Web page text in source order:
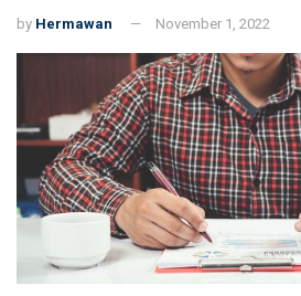
by Hermawan November 1, 2022